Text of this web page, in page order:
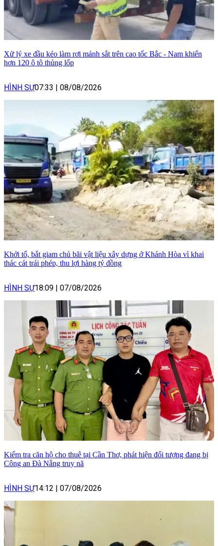
Xử lý xe đầu kéo làm rơi mảnh sắt trên cao tốc Bắc - Nam khiến
hơn 120 ô tô thủng lốp
HÌNH SỰ07:33 | 08/08/2026
Khởi tố, bắt giam chủ bãi vật liệu xây dựng ở Khánh Hòa vì khai
thác cát trái phép, thu lợi hàng tỷ đồng
HÌNH SỰ18:09 | 07/08/2026
Kiểm tra căn hộ cho thuê tại Cần Thơ, phát hiện đối tượng đang bị
Công an Đà Nẵng truy nã
HÌNH SỰ14:12 | 07/08/2026